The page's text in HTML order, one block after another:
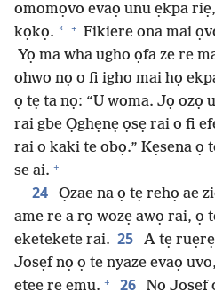
omomọvo evaọ unu ẹkpa
kọkọ. * + Fikiere ona mai
Yọ ma wha ugho ọfa ze re
ohwo nọ o fi igho mai họ
ọ tẹ ta nọ: “U woma. Jọ ozọ
rai gbe Ọghẹnẹ ọsẹ rai o fi
rai o kaki te obọ.” Kẹsena ọ
se ai. +
24
Ọzae na ọ tẹ rehọ ae
ame re a rọ wozẹ awọ rai, ọ
eketekete rai. 25 A tẹ
Josẹf nọ ọ te nyaze evaọ
etẹe re emu. + 26 Nọ Josẹf